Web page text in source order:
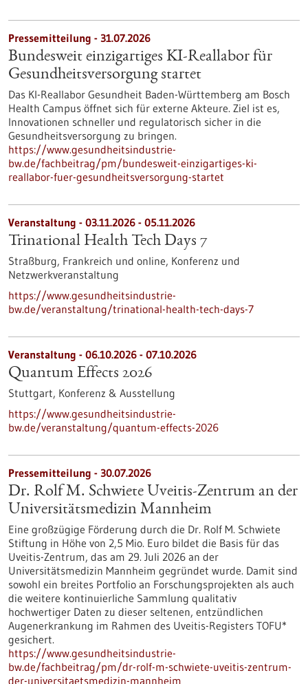
Pressemitteilung - 31.07.2026
Bundesweit einzigartiges KI-Reallabor für
Gesundheits­versorgung startet
Das KI-Reallabor Gesundheit Baden-Württemberg am Bosch
Health Campus öffnet sich für externe Akteure. Ziel ist es,
Innovationen schneller und regulatorisch sicher in die
Gesundheitsversorgung zu bringen.
https://www.gesundheitsindustrie-
bw.de/fachbeitrag/pm/bundesweit-einzigartiges-ki-
reallabor-fuer-gesundheitsversorgung-startet
Veranstaltung - 03.11.2026 - 05.11.2026
Trinational Health Tech Days 7
Straßburg, Frankreich und online, Konferenz und
Netzwerkveranstaltung
https://www.gesundheitsindustrie-
bw.de/veranstaltung/trinational-health-tech-days-7
Veranstaltung - 06.10.2026 - 07.10.2026
Quantum Effects 2026
Stuttgart, Konferenz & Ausstellung
https://www.gesundheitsindustrie-
bw.de/veranstaltung/quantum-effects-2026
Pressemitteilung - 30.07.2026
Dr. Rolf M. Schwiete Uveitis-Zentrum an der
Universitätsmedizin Mannheim
Eine großzügige Förderung durch die Dr. Rolf M. Schwiete
Stiftung in Höhe von 2,5 Mio. Euro bildet die Basis für das
Uveitis-Zentrum, das am 29. Juli 2026 an der
Universitätsmedizin Mannheim gegründet wurde. Damit sind
sowohl ein breites Portfolio an Forschungsprojekten als auch
die weitere kontinuierliche Sammlung qualitativ
hochwertiger Daten zu dieser seltenen, entzündlichen
Augenerkrankung im Rahmen des Uveitis-Registers TOFU*
gesichert.
https://www.gesundheitsindustrie-
bw.de/fachbeitrag/pm/dr-rolf-m-schwiete-uveitis-zentrum-
der-universitaetsmedizin-mannheim